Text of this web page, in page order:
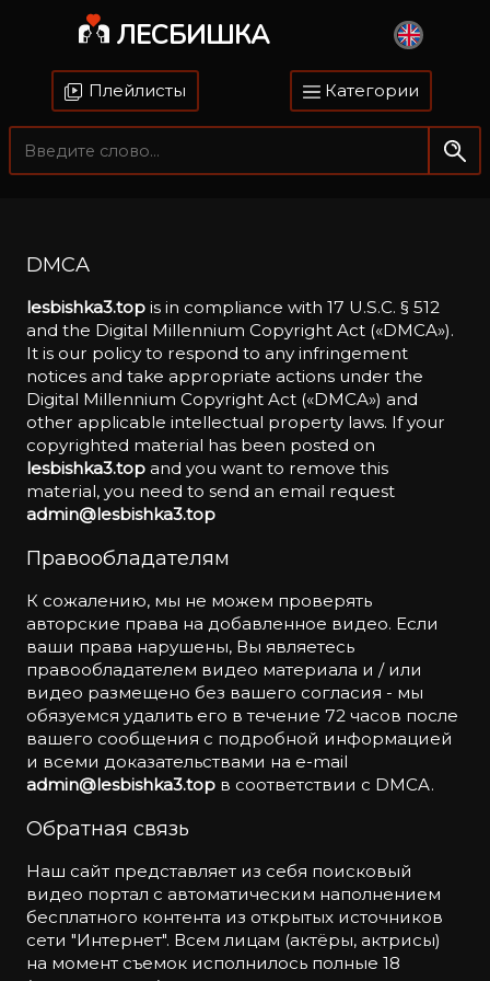
ЛЕСБИШКА
Плейлисты Категории
DMCA
lesbishka3.top is in compliance with 17 U.S.C. § 512
and the Digital Millennium Copyright Act («DMCA»).
It is our policy to respond to any infringement
notices and take appropriate actions under the
Digital Millennium Copyright Act («DMCA») and
other applicable intellectual property laws. If your
copyrighted material has been posted on
lesbishka3.top and you want to remove this
material, you need to send an email request
admin@lesbishka3.top
Правообладателям
К сожалению, мы не можем проверять
авторские права на добавленное видео. Если
ваши права нарушены, Вы являетесь
правообладателем видео материала и / или
видео размещено без вашего согласия - мы
обязуемся удалить его в течение 72 часов после
вашего сообщения с подробной информацией
и всеми доказательствами на e-mail
admin@lesbishka3.top в соответствии с DMCA.
Обратная связь
Наш сайт представляет из себя поисковый
видео портал с автоматическим наполнением
бесплатного контента из открытых источников
сети "Интернет". Всем лицам (актёры, актрисы)
на момент съемок исполнилось полные 18